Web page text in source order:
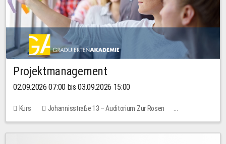
Projektmanagement
02.09.2026 07:00 bis 03.09.2026 15:00
Kurs
Johannisstraße 13 – Auditorium Zur Rosen
Keine freien Plätze
30,00 EUR